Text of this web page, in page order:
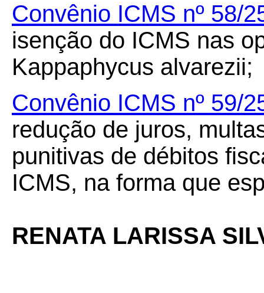
Convênio ICMS nº 58/
isenção do ICMS nas
Kappaphycus alvarezii;
Convênio ICMS nº 59/
redução de juros,
punitivas de débitos
ICMS, na forma que
RENATA LARISSA